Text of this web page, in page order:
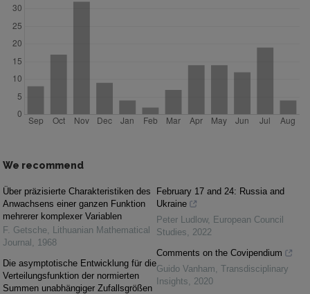
We recommend
Über präzisierte Charakteristiken des
Anwachsens einer ganzen Funktion
mehrerer komplexer Variablen
F. Getsche, Lithuanian Mathematical
Journal , 1968
Die asymptotische Entwicklung für die
Verteilungsfunktion der normierten
Summen unabhängiger Zufallsgrößen
February 17 and 24: Russia and
Ukraine
Peter Ludlow, European Council
Studies, 2022
Comments on the Covipendium
Guido Vanham, Transdisciplinary
Insights, 2020